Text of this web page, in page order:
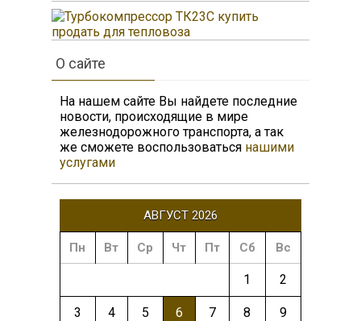
О сайте
На нашем сайте Вы найдете последние
новости, происходящие в мире
железнодорожного транспорта, а так
же сможете воспользоваться нашими
услугами
АВГУСТ 2026
Пн Вт Ср Чт Пт Сб Вс
1 2
3 4 5 6 7 8 9